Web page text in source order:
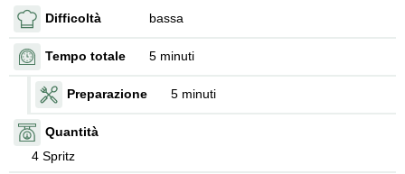
Difficoltà bassa
Tempo totale 5 minuti
Preparazione 5 minuti
Quantità
4 Spritz